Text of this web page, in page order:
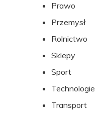
Prawo
Przemysł
Rolnictwo
Sklepy
Sport
Technologie
Transport